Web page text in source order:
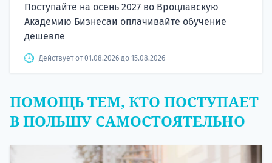
Поступайте на осень 2027 во Вроцлавскую
Академию Бизнесаи оплачивайте обучение
дешевле
Действует от 01.08.2026 до 15.08.2026
ПОМОЩЬ ТЕМ, КТО ПОСТУПАЕТ
В ПОЛЬШУ САМОСТОЯТЕЛЬНО